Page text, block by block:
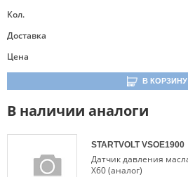
Кол.
Доставка
Цена
В КОРЗИНУ
В наличии аналоги
STARTVOLTVSOE1900
Датчик давления
X60 (аналог)